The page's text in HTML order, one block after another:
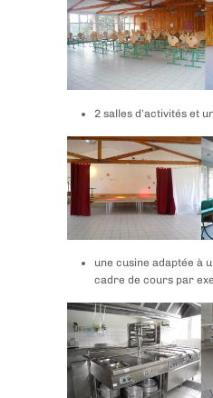
2 salles d’activités et
une cusine adaptée à
cadre de cours par